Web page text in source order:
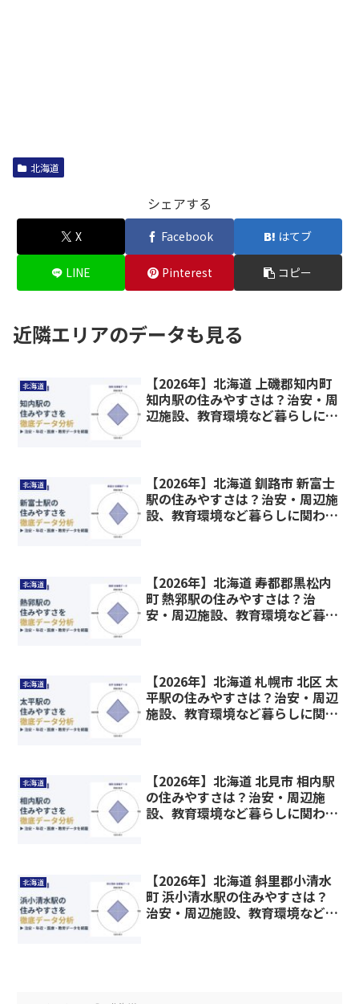
北海道
シェアする
X Facebook はてブ
LINE Pinterest コピー
近隣エリアのデータも見る
北海道
【2026年】北海道 上磯郡知内町
知内駅の住みやすさは？治安・周
辺施設、教育環境など暮らしに関
北海道
【2026年】北海道 釧路市 新富士
駅の住みやすさは？治安・周辺施
設、教育環境など暮らしに関わる
北海道
【2026年】北海道 寿都郡黒松内
町 熱郛駅の住みやすさは？治
安・周辺施設、教育環境など暮ら
北海道
【2026年】北海道 札幌市 北区 太
平駅の住みやすさは？治安・周辺
施設、教育環境など暮らしに関わ
北海道
【2026年】北海道 北見市 相内駅
の住みやすさは？治安・周辺施
設、教育環境など暮らしに関わる
北海道
【2026年】北海道 斜里郡小清水
町 浜小清水駅の住みやすさは？
治安・周辺施設、教育環境など暮